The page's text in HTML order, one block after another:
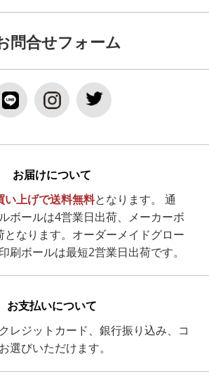
問合せフォーム
お届けについて
上げで送料無料となります。 通
ボールは4営業日出荷、メーカーボ
となります。オーダーメイドグロー
刷ボールは最短2営業日出荷です。
お支払いについて
レジットカード、銀行振り込み、コ
選びいただけます。